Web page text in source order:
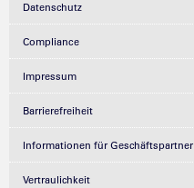
Datenschutz
Compliance
Impressum
Barrierefreiheit
Informationen für Geschäftspartner
Vertraulichkeit